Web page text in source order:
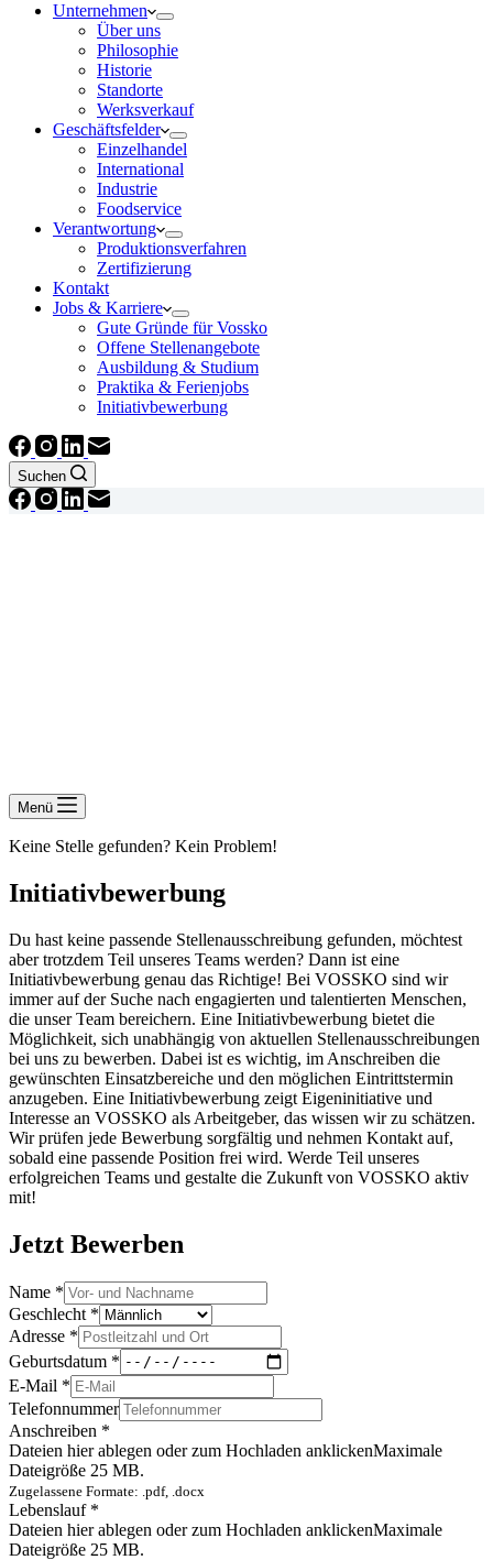
Unternehmen
Über uns
Philosophie
Historie
Standorte
Werksverkauf
Geschäftsfelder
Einzelhandel
International
Industrie
Foodservice
Verantwortung
Produktionsverfahren
Zertifizierung
Kontakt
Jobs & Karriere
Gute Gründe für Vossko
Offene Stellenangebote
Ausbildung & Studium
Praktika & Ferienjobs
Initiativbewerbung
Suchen
Menü
Keine Stelle gefunden? Kein Problem!
Initiativbewerbung
Du hast keine passende Stellenausschreibung gefunden, möchtest
aber trotzdem Teil unseres Teams werden? Dann ist eine
Initiativbewerbung genau das Richtige! Bei VOSSKO sind wir
immer auf der Suche nach engagierten und talentierten Menschen,
die unser Team bereichern. Eine Initiativbewerbung bietet die
Möglichkeit, sich unabhängig von aktuellen Stellenausschreibungen
bei uns zu bewerben. Dabei ist es wichtig, im Anschreiben die
gewünschten Einsatzbereiche und den möglichen Eintrittstermin
anzugeben. Eine Initiativbewerbung zeigt Eigeninitiative und
Interesse an VOSSKO als Arbeitgeber, das wissen wir zu schätzen.
Wir prüfen jede Bewerbung sorgfältig und nehmen Kontakt auf,
sobald eine passende Position frei wird. Werde Teil unseres
erfolgreichen Teams und gestalte die Zukunft von VOSSKO aktiv
mit!
Jetzt Bewerben
Name *
Geschlecht *
Adresse *
Geburtsdatum *
E-Mail *
Telefonnummer
Anschreiben *
Dateien hier ablegen oder zum Hochladen anklickenMaximale
Dateigröße 25 MB.
Zugelassene Formate: .pdf, .docx
Lebenslauf *
Dateien hier ablegen oder zum Hochladen anklickenMaximale
Dateigröße 25 MB.